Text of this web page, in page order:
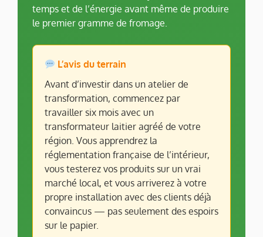
temps et de l’énergie avant même de produire
le premier gramme de fromage.
L’avis du terrain
Avant d’investir dans un atelier de
transformation, commencez par
travailler six mois avec un
transformateur laitier agréé de votre
région. Vous apprendrez la
réglementation française de l’intérieur,
vous testerez vos produits sur un vrai
marché local, et vous arriverez à votre
propre installation avec des clients déjà
convaincus — pas seulement des espoirs
sur le papier.